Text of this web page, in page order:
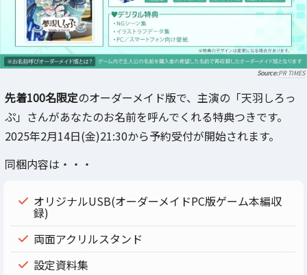
PR TIMES
先着100名限定のオーダーメイド版で、主演の「天羽しろっ
ぷ」さんがあなたのお名前を呼んでくれる特典つきです。
2025年2月14日(金)21:30から予約受付が開始されます。
同梱内容は・・・
オリジナルUSB(オーダーメイドPC版ゲーム本編収
録)
両面アクリルスタンド
設定資料集